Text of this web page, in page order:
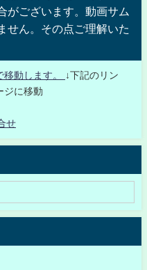
がございます。動画サム
せん。その点ご理解いた
移動します。
↓下記のリン
ジに移動
せ